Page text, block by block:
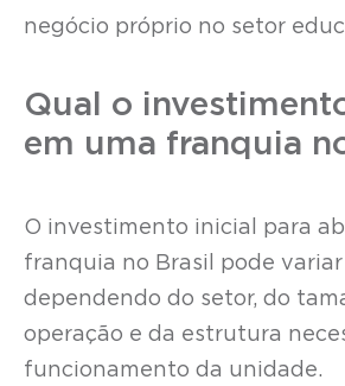
negócio próprio no setor
Qual o
em uma franquia
O investimento inicial para
franquia no Brasil pode
dependendo do setor, do
operação e da estrutura
funcionamento da unidade.